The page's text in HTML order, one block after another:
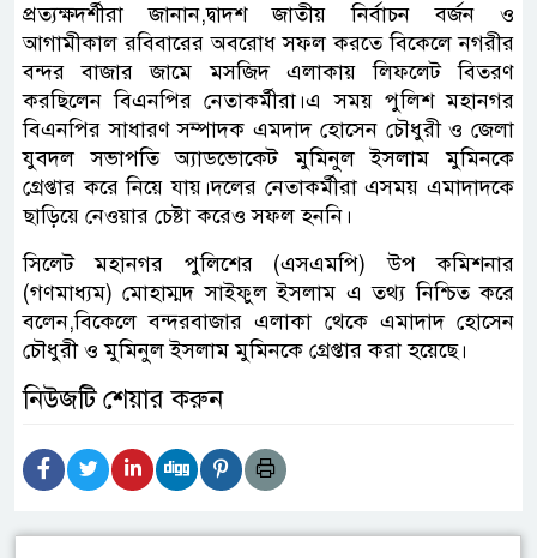
প্রত্যক্ষদর্শীরা জানান,দ্বাদশ জাতীয় নির্বাচন বর্জন ও
আগামীকাল রবিবারের অবরোধ সফল করতে বিকেলে নগরীর
বন্দর বাজার জামে মসজিদ এলাকায় লিফলেট বিতরণ
করছিলেন বিএনপির নেতাকর্মীরা।এ সময় পুলিশ মহানগর
বিএনপির সাধারণ সম্পাদক এমদাদ হোসেন চৌধুরী ও জেলা
যুবদল সভাপতি অ্যাডভোকেট মুমিনুল ইসলাম মুমিনকে
গ্রেপ্তার করে নিয়ে যায়।দলের নেতাকর্মীরা এসময় এমাদাদকে
ছাড়িয়ে নেওয়ার চেষ্টা করেও সফল হননি।
সিলেট মহানগর পুলিশের (এসএমপি) উপ কমিশনার
(গণমাধ্যম) মোহাম্মদ সাইফুল ইসলাম এ তথ্য নিশ্চিত করে
বলেন,বিকেলে বন্দরবাজার এলাকা থেকে এমাদাদ হোসেন
চৌধুরী ও মুমিনুল ইসলাম মুমিনকে গ্রেপ্তার করা হয়েছে।
নিউজটি শেয়ার করুন